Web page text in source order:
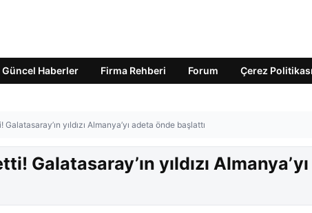
Güncel Haberler Firma Rehberi Forum Çerez Politikası
yıldızı Almanya’yı adeta önde başlattı
Galatasaray’ın yıldızı Almanya’yı